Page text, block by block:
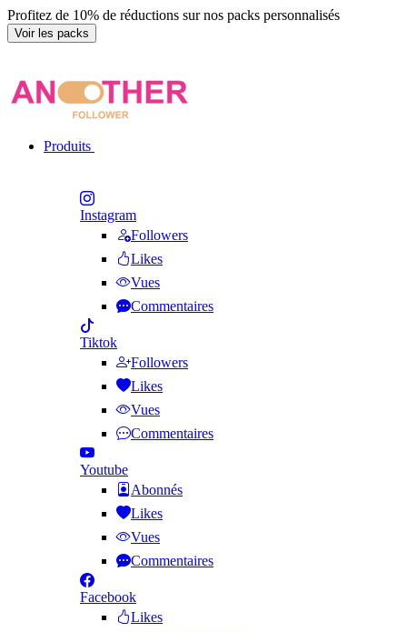
Profitez de 10% de réductions sur nos packs personnalisés
Voir les packs
Produits
Instagram
Followers
Likes
Vues
Commentaires
Tiktok
Followers
Likes
Vues
Commentaires
Youtube
Abonnés
Likes
Vues
Commentaires
Facebook
Likes